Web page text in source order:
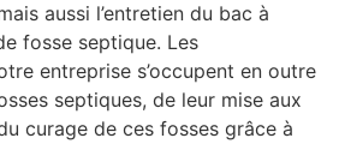
aussi l’entretien du bac à
fosse septique. Les
entreprise s’occupent en outre
septiques, de leur mise aux
curage de ces fosses grâce à